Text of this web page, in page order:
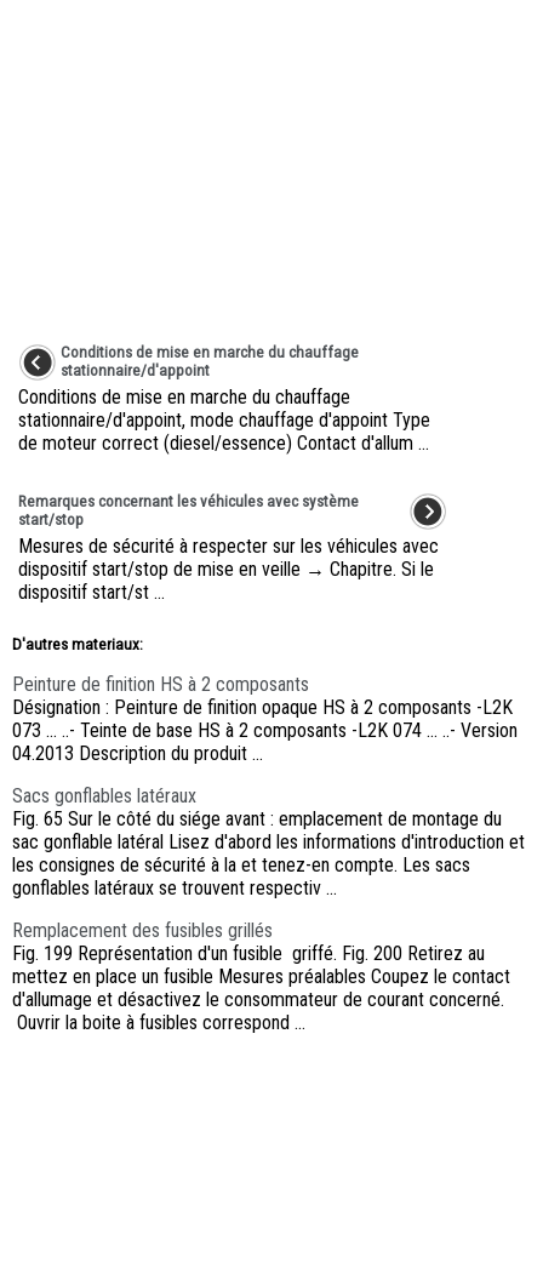
Conditions de mise en marche du chauffage
stationnaire/d'appoint
Conditions de mise en marche du chauffage
stationnaire/d'appoint, mode chauffage d'appoint Type
de moteur correct (diesel/essence) Contact d'allum ...
Remarques concernant les véhicules avec système
start/stop
Mesures de sécurité à respecter sur les véhicules avec
dispositif start/stop de mise en veille → Chapitre. Si le
dispositif start/st ...
D'autres materiaux:
Peinture de finition HS à 2 composants
Désignation : Peinture de finition opaque HS à 2 composants -L2K
073 ... ..- Teinte de base HS à 2 composants -L2K 074 ... ..- Version
04.2013 Description du produit ...
Sacs gonflables latéraux
Fig. 65 Sur le côté du siége avant : emplacement de montage du
sac gonflable latéral Lisez d'abord les informations d'introduction et
les consignes de sécurité à la et tenez-en compte. Les sacs
gonflables latéraux se trouvent respectiv ...
Remplacement des fusibles grillés
Fig. 199 Représentation d'un fusible griffé. Fig. 200 Retirez au
mettez en place un fusible Mesures préalables Coupez le contact
d'allumage et désactivez le consommateur de courant concerné.
Ouvrir la boite à fusibles correspond ...